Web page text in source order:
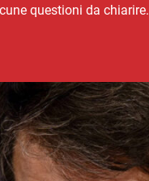
questioni da chiarire.